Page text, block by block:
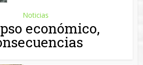
Noticias
en una sesión en